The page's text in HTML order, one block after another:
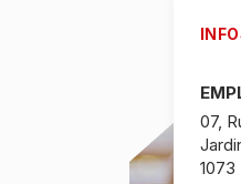
07,
1073